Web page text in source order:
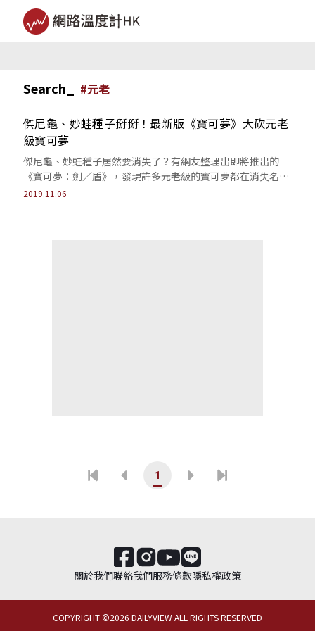
Search_ #元老
傑尼龜、妙蛙種子掰掰！最新版《寶可夢》大砍元老
級寶可夢
傑尼龜、妙蛙種子居然要消失了？有網友整理出即將推出的
《寶可夢：劍／盾》，發現許多元老級的寶可夢都在消失名單
當中...
2019.11.06
1
關於我們聯絡我們服務條款隱私權政策
COPYRIGHT ©2026 DAILYVIEW ALL RIGHTS RESERVED